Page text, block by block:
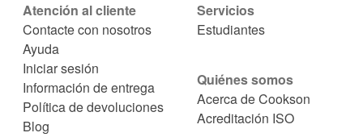
Atención al cliente
Contacte con nosotros
Ayuda
Iniciar sesión
Información de entrega
Política de devoluciones
Blog
Servicios
Estudiantes
Quiénes somos
Acerca de Cookson
Acreditación ISO